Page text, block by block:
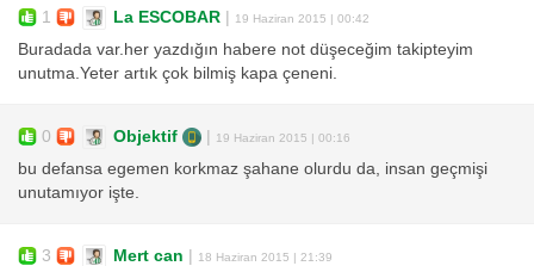
1 La ESCOBAR 19 Haziran 2015 | 00:42
Buradada var.her yazdığın habere not düşeceğim takipteyim
unutma.Yeter artık çok bilmiş kapa çeneni.
0 Objektif 19 Haziran 2015 | 00:16
bu defansa egemen korkmaz şahane olurdu da, insan geçmişi
unutamıyor işte.
3 Mert can 18 Haziran 2015 | 21:39